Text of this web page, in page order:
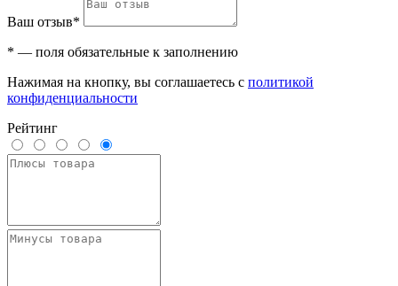
Ваш отзыв*
* — поля обязательные к заполнению
Нажимая на кнопку, вы соглашаетесь с политикой
конфиденциальности
Рейтинг